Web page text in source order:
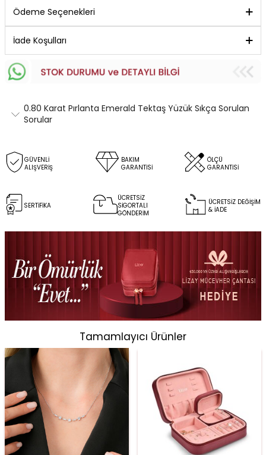
Ödeme Seçenekleri
İade Koşulları
0.80 Karat Pırlanta Emerald Tektaş Yüzük Sıkça Sorulan
Sorular
GÜVENLİ
ALIŞVERİŞ
BAKIM
GARANTİSİ
ÖLÇÜ
GARANTİSİ
SERTİFİKA
ÜCRETSİZ
SİGORTALI
GÖNDERİM
ÜCRETSİZ DEĞİŞİM
& İADE
Tamamlayıcı Ürünler